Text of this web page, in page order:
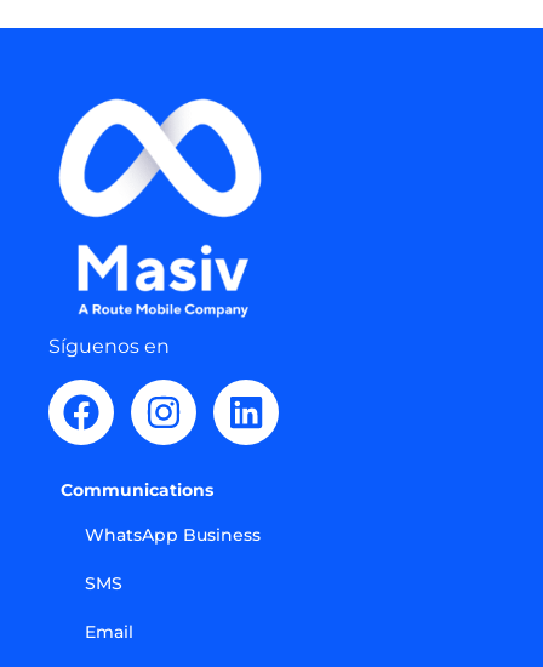
Síguenos en
Communications
WhatsApp Business
SMS
Email